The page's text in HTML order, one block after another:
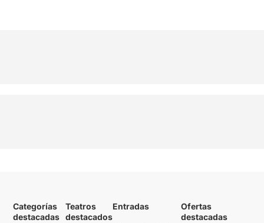
Categorías
destacadas
Teatros
destacados
Entradas
Ofertas
destacadas